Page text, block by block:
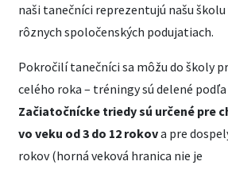
naši tanečníci reprezentujú našu
rôznych spoločenských podujatiach.
Pokročilí tanečníci sa môžu do školy
celého roka – tréningy sú delené
Začiatočnícke triedy sú určené pre
vo veku od 3 do 12 rokova pre
rokov (horná veková hranica nie je